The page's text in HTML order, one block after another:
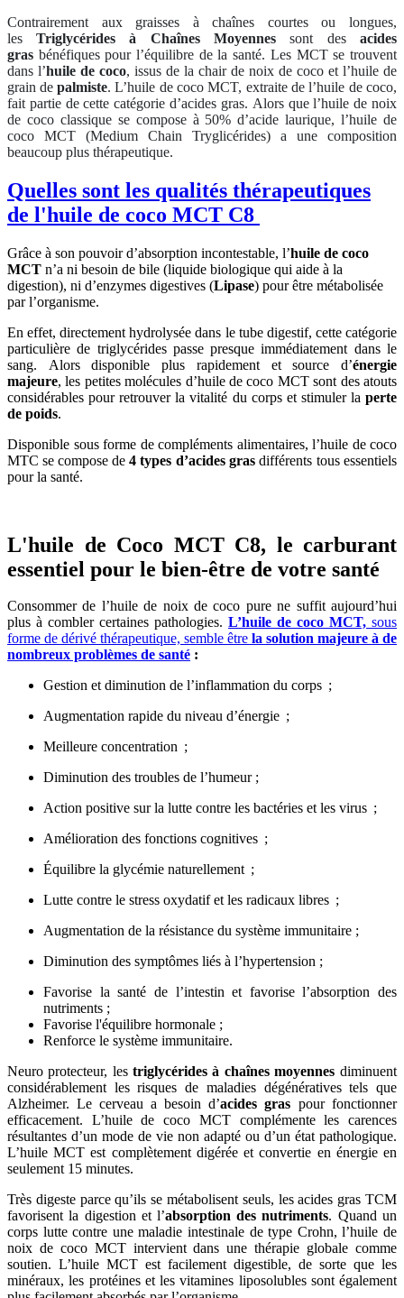
Contrairement aux graisses à chaînes courtes ou longues,
les Triglycérides à Chaînes Moyennes sont des acides
gras bénéfiques pour l’équilibre de la santé. Les MCT se trouvent
dans l’huile de coco, issus de la chair de noix de coco et l’huile de
grain de palmiste. L’huile de coco MCT, extraite de l’huile de coco,
fait partie de cette catégorie d’acides gras. Alors que l’huile de noix
de coco classique se compose à 50% d’acide laurique, l’huile de
coco MCT (Medium Chain Tryglicérides) a une composition
beaucoup plus thérapeutique.
Quelles sont les qualités thérapeutiques
de l'huile de coco MCT C8
Grâce à son pouvoir d’absorption incontestable, l’huile de coco
MCT n’a ni besoin de bile (liquide biologique qui aide à la
digestion), ni d’enzymes digestives (Lipase) pour être métabolisée
par l’organisme.
En effet, directement hydrolysée dans le tube digestif, cette catégorie
particulière de triglycérides passe presque immédiatement dans le
sang. Alors disponible plus rapidement et source d’énergie
majeure, les petites molécules d’huile de coco MCT sont des atouts
considérables pour retrouver la vitalité du corps et stimuler la perte
de poids.
Disponible sous forme de compléments alimentaires, l’huile de coco
MTC se compose de 4 types d’acides gras différents tous essentiels
pour la santé.
L'huile de Coco MCT C8, le carburant
essentiel pour le bien-être de votre santé
Consommer de l’huile de noix de coco pure ne suffit aujourd’hui
plus à combler certaines pathologies. L’huile de coco MCT, sous
forme de dérivé thérapeutique, semble être la solution majeure à de
nombreux problèmes de santé :
Gestion et diminution de l’inflammation du corps ;
Augmentation rapide du niveau d’énergie ;
Meilleure concentration ;
Diminution des troubles de l’humeur ;
Action positive sur la lutte contre les bactéries et les virus ;
Amélioration des fonctions cognitives ;
Équilibre la glycémie naturellement ;
Lutte contre le stress oxydatif et les radicaux libres ;
Augmentation de la résistance du système immunitaire ;
Diminution des symptômes liés à l’hypertension ;
Favorise la santé de l’intestin et favorise l’absorption des
nutriments ;
Favorise l'équilibre hormonale ;
Renforce le système immunitaire.
Neuro protecteur, les triglycérides à chaînes moyennes diminuent
considérablement les risques de maladies dégénératives tels que
Alzheimer. Le cerveau a besoin d’acides gras pour fonctionner
efficacement. L’huile de coco MCT complémente les carences
résultantes d’un mode de vie non adapté ou d’un état pathologique.
L’huile MCT est complètement digérée et convertie en énergie en
seulement 15 minutes.
Très digeste parce qu’ils se métabolisent seuls, les acides gras TCM
favorisent la digestion et l’absorption des nutriments. Quand un
corps lutte contre une maladie intestinale de type Crohn, l’huile de
noix de coco MCT intervient dans une thérapie globale comme
soutien. L’huile MCT est facilement digestible, de sorte que les
minéraux, les protéines et les vitamines liposolubles sont également